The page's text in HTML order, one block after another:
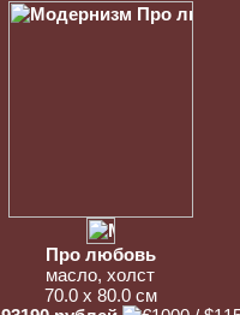
Про любовь
масло, холст
70.0 x 80.0 см